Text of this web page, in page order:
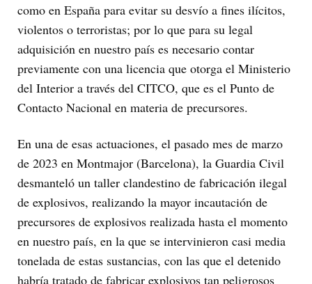
como en España para evitar su desvío a fines ilícitos,
violentos o terroristas; por lo que para su legal
adquisición en nuestro país es necesario contar
previamente con una licencia que otorga el Ministerio
del Interior a través del CITCO, que es el Punto de
Contacto Nacional en materia de precursores.
En una de esas actuaciones, el pasado mes de marzo
de 2023 en Montmajor (Barcelona), la Guardia Civil
desmanteló un taller clandestino de fabricación ilegal
de explosivos, realizando la mayor incautación de
precursores de explosivos realizada hasta el momento
en nuestro país, en la que se intervinieron casi media
tonelada de estas sustancias, con las que el detenido
habría tratado de fabricar explosivos tan peligrosos